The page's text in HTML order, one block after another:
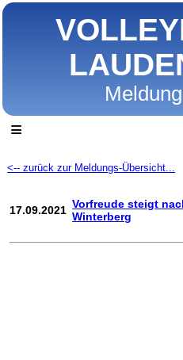
≡
<-- zurück zur Meldungs-Übersicht...
17.09.2021 Vorfreude steigt
Winterberg